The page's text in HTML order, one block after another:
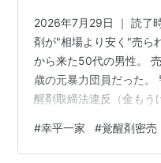
2026年7月29日 ｜ 読了
剤が"相場より安く"売ら
から来た50代の男性。
歳の元暴力団員だった
醒剤取締法違反（金もう
暴力団・ 住吉会 の2次団
実名は公表されていない
#幸平一家 #覚醒剤密売